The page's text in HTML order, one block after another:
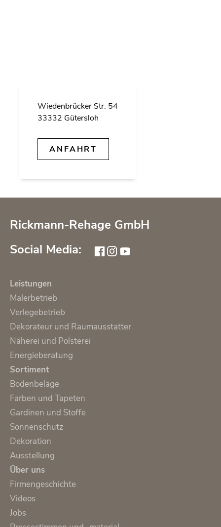
Wie­den­brü­cker Str. 54
33332 Gü­ters­loh
AN­FAHRT
Rickmann-Rehage GmbH
Social Media:
Leistungen
Malerbetrieb
Verlegebetrieb
Dekorateur und Raumausstatter
Näherei und Polsterei
Energieberatung
Sortiment
Bodenbeläge
Farben und Tapeten
Gardinen und Stoffe
Sonnenschutz
Dekoration
Ausstellung
Über uns
Firmengeschichte
Videos
Jobs